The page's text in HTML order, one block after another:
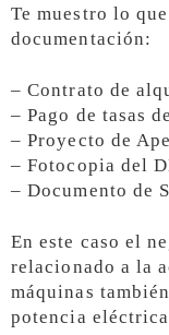
Te muestro lo
documentación:
– Contrato de
– Pago de tasas
– Proyecto de
– Fotocopia del
– Documento de
En este caso el
relacionado a la
máquinas
potencia